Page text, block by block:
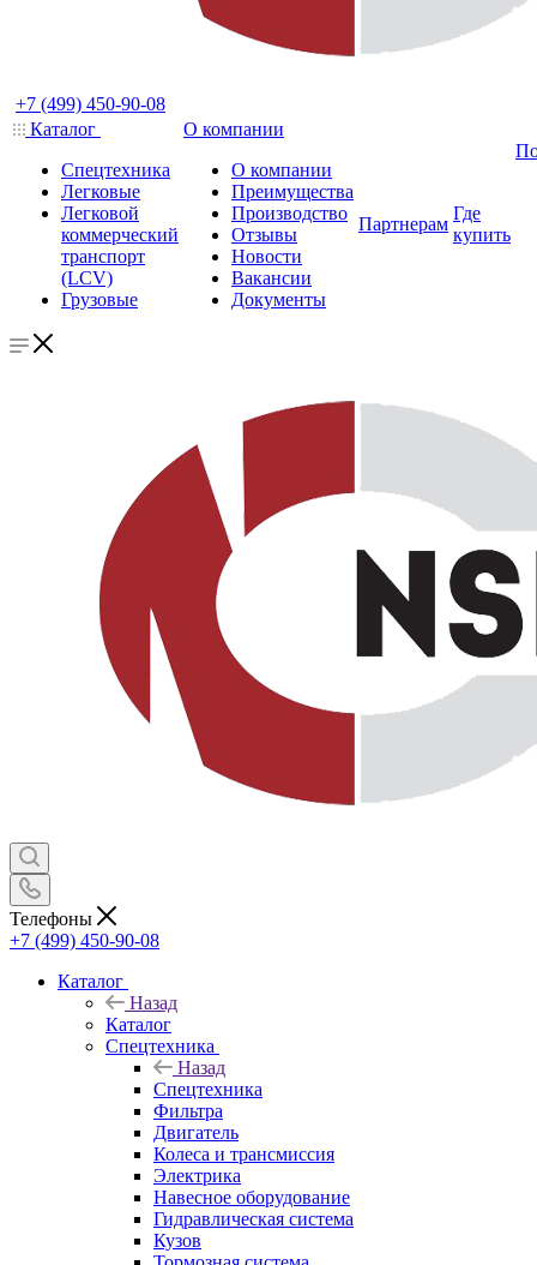
+7 (499) 450-90-08
Каталог
Спецтехника
Легковые
Легковой
коммерческий
транспорт
(LCV)
Грузовые
О компании
О компании
Преимущества
Производство
Отзывы
Новости
Вакансии
Документы
Партнерам
Где
купить
Телефоны
+7 (499) 450-90-08
Каталог
Назад
Каталог
Спецтехника
Назад
Спецтехника
Фильтра
Двигатель
Колеса и трансмиссия
Электрика
Навесное оборудование
Гидравлическая система
Кузов